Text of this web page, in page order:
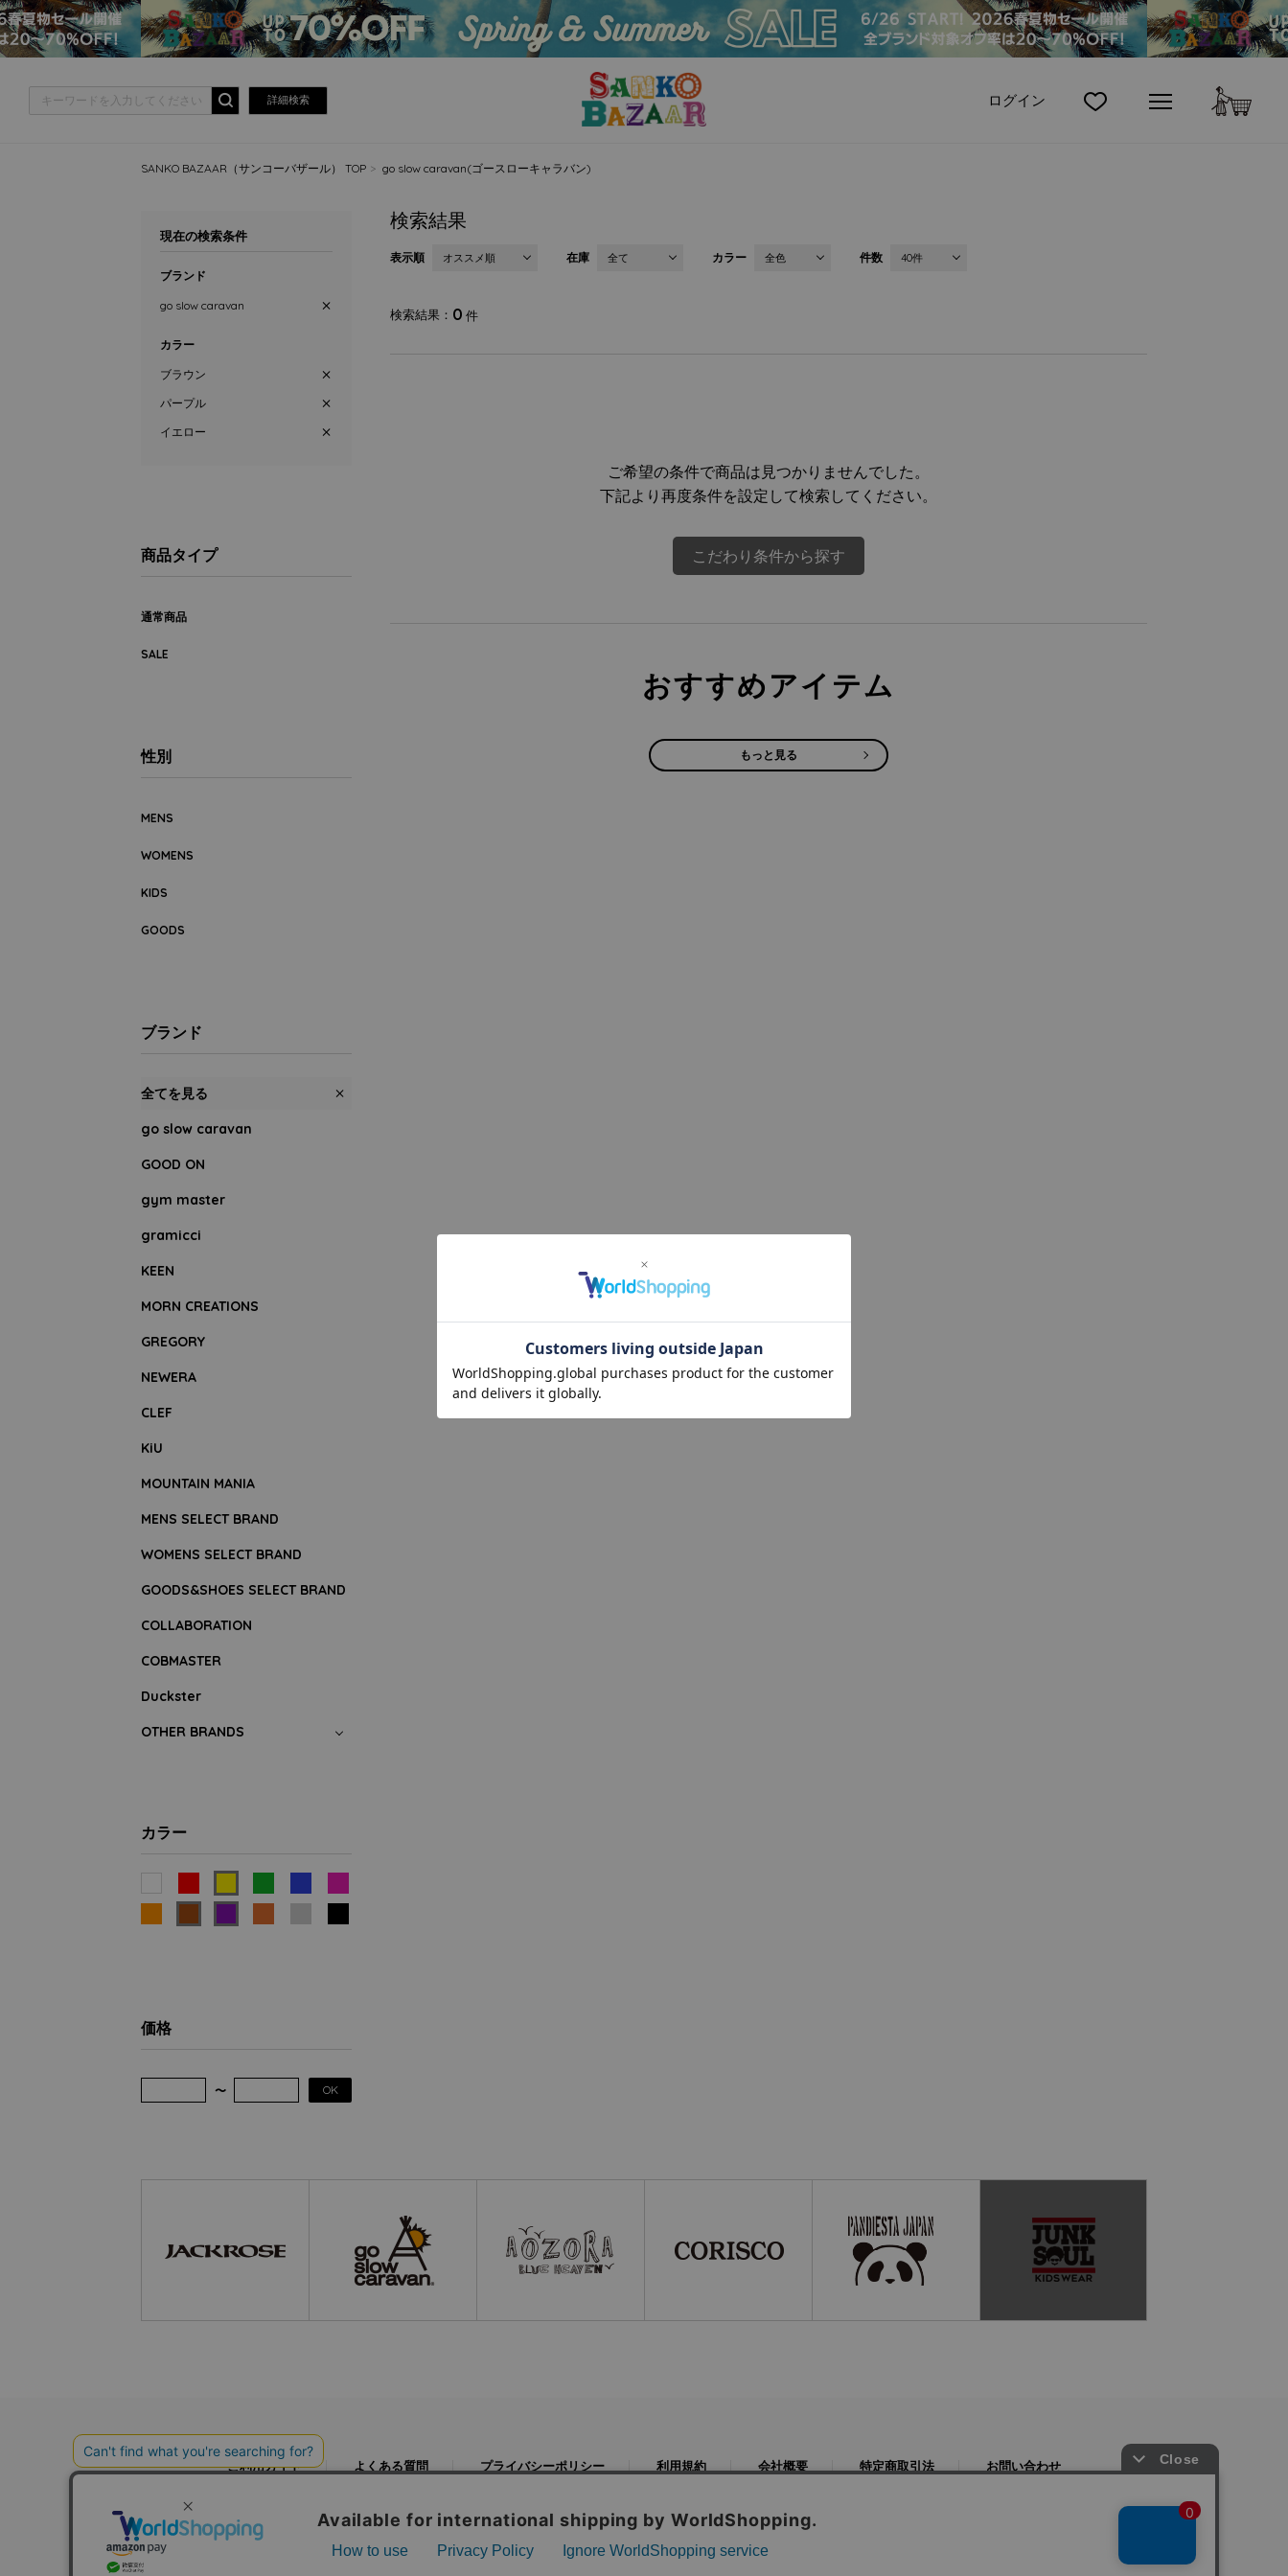
詳細検索 ログイン
SANKO BAZAAR（サンコーバザール） TOP go slow caravan(ゴースローキャラバン)
検索結果
表示順 オススメ順 在庫 全て カラー 全色 件数 40件
検索結果 0 件
ご希望の条件で商品は見つかりませんでした。
下記より再度条件を設定して検索してください。
こだわり条件から探す
おすすめアイテム
もっと見る
現在の検索条件
ブランド
go slow caravan
カラー
ブラウン
パープル
イエロー
商品タイプ
通常商品
SALE
性別
MENS
WOMENS
KIDS
GOODS
ブランド
全てを見る
go slow caravan
GOOD ON
gym master
gramicci
KEEN
MORN CREATIONS
GREGORY
NEWERA
CLEF
KiU
MOUNTAIN MANIA
MENS SELECT BRAND
WOMENS SELECT BRAND
GOODS&SHOES SELECT BRAND
COLLABORATION
COBMASTER
Duckster
OTHER BRANDS
カラー
価格
OK
ご利用ガイド よくある質問 プライバシーポリシー 利用規約 会社概要 特定商取引法 お問い合わせ